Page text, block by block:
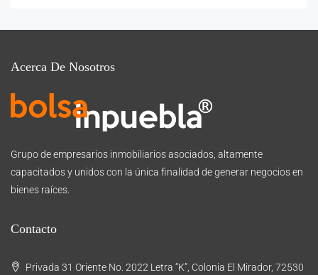
Acerca De Nosotros
Grupo de empresarios inmobiliarios asociados, altamente
capacitados y unidos con la única finalidad de generar negocios en
bienes raíces.
Contacto
Privada 31 Oriente No. 2022 Letra “K”, Colonia El Mirador, 72530